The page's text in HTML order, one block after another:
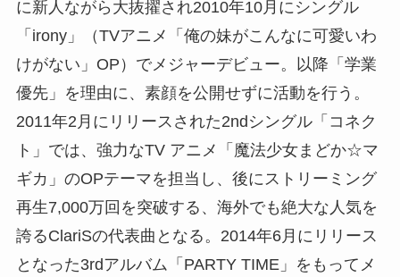
に新人ながら大抜擢され2010年10月にシングル
「irony」（TVアニメ「俺の妹がこんなに可愛いわ
けがない」OP）でメジャーデビュー。以降「学業
優先」を理由に、素顔を公開せずに活動を行う。
2011年2月にリリースされた2ndシングル「コネク
ト」では、強力なTV アニメ「魔法少女まどか☆マ
ギカ」のOPテーマを担当し、後にストリーミング
再生7,000万回を突破する、海外でも絶大な人気を
誇るClariSの代表曲となる。2014年6月にリリース
となった3rdアルバム「PARTY TIME」をもってメ